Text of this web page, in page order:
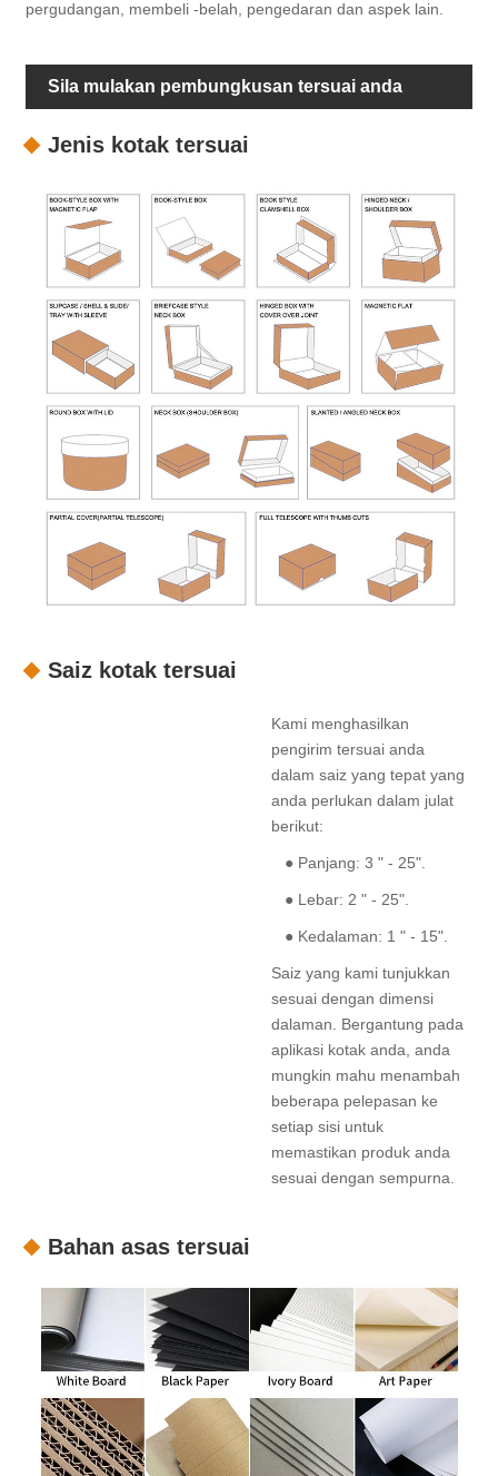
pergudangan, membeli -belah, pengedaran dan aspek lain.
Sila mulakan pembungkusan tersuai anda
Jenis kotak tersuai
Saiz kotak tersuai
Kami menghasilkan
pengirim tersuai anda
dalam saiz yang tepat yang
anda perlukan dalam julat
berikut:
● Panjang: 3 " - 25".
● Lebar: 2 " - 25".
● Kedalaman: 1 " - 15".
Saiz yang kami tunjukkan
sesuai dengan dimensi
dalaman. Bergantung pada
aplikasi kotak anda, anda
mungkin mahu menambah
beberapa pelepasan ke
setiap sisi untuk
memastikan produk anda
sesuai dengan sempurna.
Bahan asas tersuai